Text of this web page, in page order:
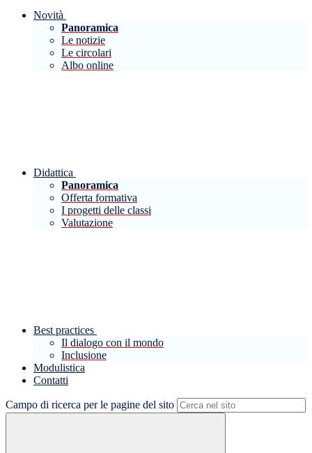
Novità
Panoramica
Le notizie
Le circolari
Albo online
Didattica
Panoramica
Offerta formativa
I progetti delle classi
Valutazione
Best practices
Il dialogo con il mondo
Inclusione
Modulistica
Contatti
Campo di ricerca per le pagine del sito